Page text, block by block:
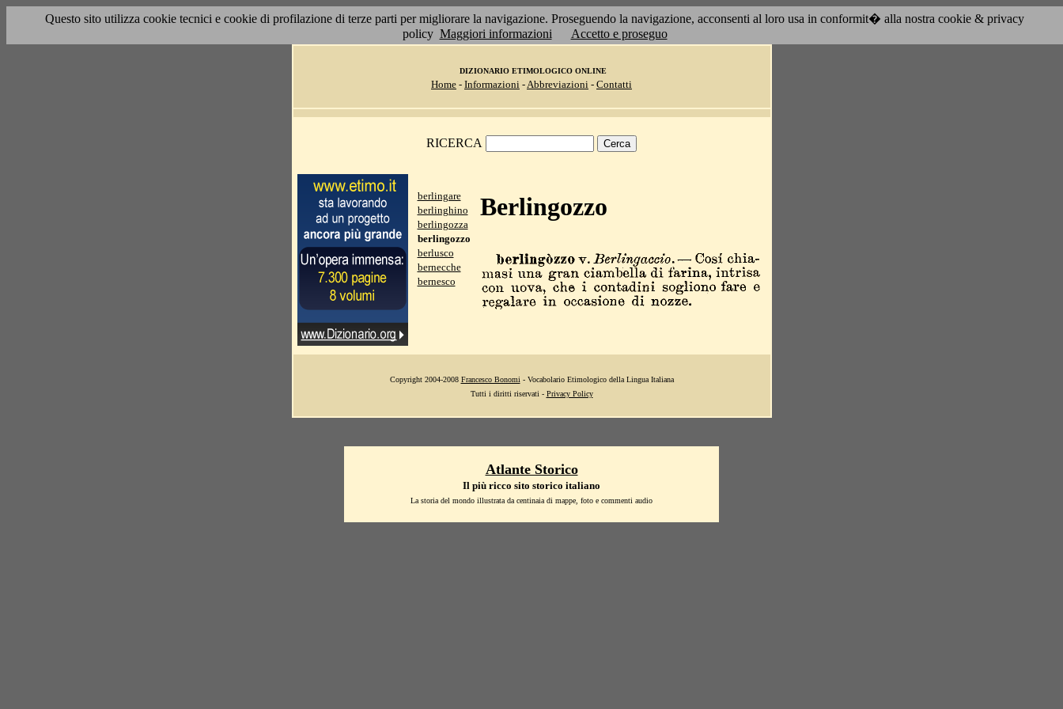
Questo sito utilizza cookie tecnici e cookie di profilazione di terze parti per migliorare la navigazione. Proseguendo la navigazione, acconsenti al loro usa in conformit� alla nostra cookie & privacy
policy Maggiori informazioni Accetto e proseguo
DIZIONARIO ETIMOLOGICO ONLINE
Home - Informazioni -Abbreviazioni - Contatti
RICERCA
berlingare
berlinghino
berlingozza
berlingozzo
berlusco
bernecche
bernesco
Berlingozzo
Copyright 2004-2008 Francesco Bonomi - Vocabolario Etimologico della Lingua Italiana
Tutti i diritti riservati - Privacy Policy
Atlante Storico
Il più ricco sito storico italiano
La storia del mondo illustrata da centinaia di mappe, foto e commenti audio